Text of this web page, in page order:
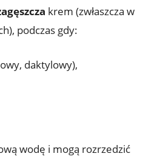
krem (zwłaszcza w
podczas gdy:
daktylowy),
wodę i mogą rozrzedzić